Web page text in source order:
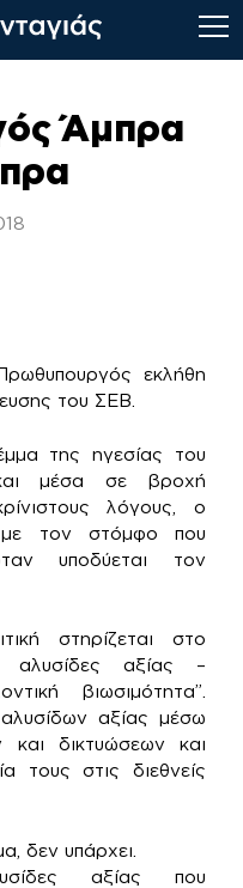
Άμπρα
εκλήθη
του ΣΕΒ.
της ηγεσίας του
και μέσα σε βροχή
λόγους, ο
με τον στόμφο που
υποδύεται τον
στηρίζεται στο
αλυσίδες αξίας –
βιωσιμότητα”.
αξίας μέσω
και δικτυώσεων και
τους στις διεθνείς
δεν υπάρχει.
αξίας που